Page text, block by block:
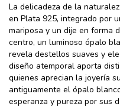
La delicadeza de la
en Plata 925, integrado por
mariposa y un dije en forma
centro, un luminoso ópalo
revela destellos suaves y
diseño atemporal aporta
quienes aprecian la joyería
antiguamente el ópalo
esperanza y pureza por sus